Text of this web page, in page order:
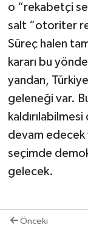
o “rekabetçi
salt “otoriter
Süreç halen
kararı bu
yandan,
geleneği var.
devam edecek
seçimde
gelecek.
Önceki